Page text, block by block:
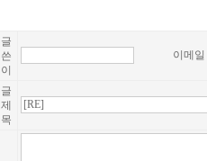
글
쓴
이
이메일
글
제
목